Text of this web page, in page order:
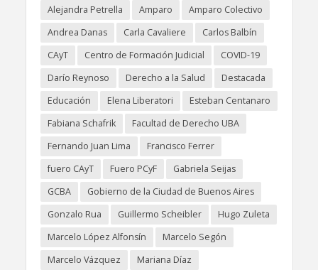
Alejandra Petrella Amparo
Amparo Colectivo
Andrea Danas
Carla Cavaliere
Carlos Balbín
CAyT
Centro de Formación Judicial
COVID-19
Darío Reynoso
Derecho a la Salud
Destacada
Educación
Elena Liberatori
Esteban Centanaro
Fabiana Schafrik
Facultad de Derecho UBA
Fernando Juan Lima
Francisco Ferrer
fuero CAyT
Fuero PCyF
Gabriela Seijas
GCBA
Gobierno de la Ciudad de Buenos Aires
Gonzalo Rua
Guillermo Scheibler
Hugo Zuleta
Marcelo López Alfonsín
Marcelo Segón
Marcelo Vázquez
Mariana Díaz